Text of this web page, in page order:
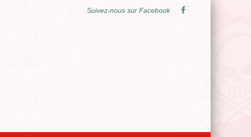
Suivez-nous sur Facebook